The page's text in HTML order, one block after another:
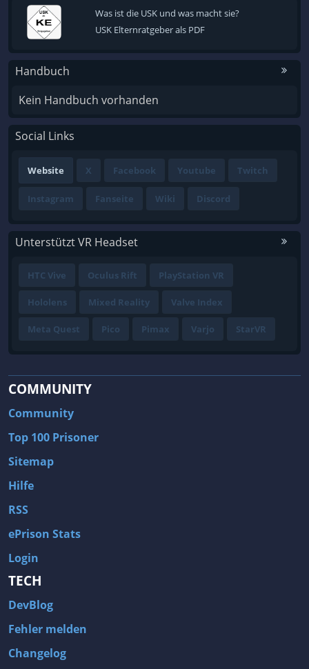
Was ist die USK und was macht sie?
USK Elternratgeber als PDF
Handbuch
Kein Handbuch vorhanden
Social Links
Website X Facebook Youtube Twitch
Instagram Fanseite Wiki Discord
Unterstützt VR Headset
HTC Vive Oculus Rift PlayStation VR
Hololens Mixed Reality Valve Index
Meta Quest Pico Pimax Varjo StarVR
COMMUNITY
Community
Top 100 Prisoner
Sitemap
Hilfe
RSS
ePrison Stats
Login
TECH
DevBlog
Fehler melden
Changelog